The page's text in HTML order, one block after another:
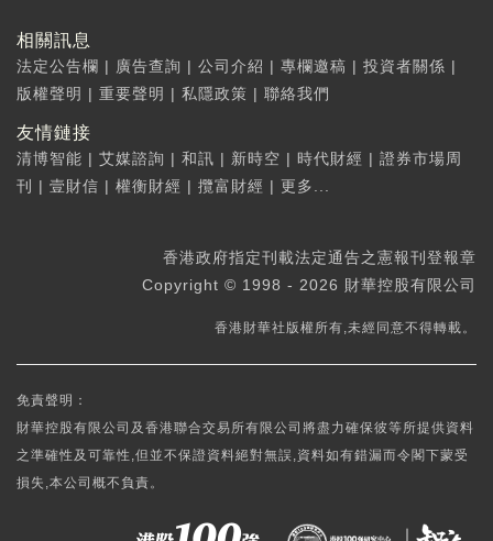
相關訊息
法定公告欄 | 廣告查詢 | 公司介紹 | 專欄邀稿 | 投資者關係 |
版權聲明 | 重要聲明 | 私隱政策 | 聯絡我們
友情鏈接
清博智能 | 艾媒諮詢 | 和訊 | 新時空 | 時代財經 | 證券市場周
刊
| 壹財信 | 權衡財經 | 攬富財經 | 更多...
香港政府指定刊載法定通告之憲報刊登報章
Copyright © 1998 - 2026 財華控股有限公司
香港財華社版權所有,未經同意不得轉載。
免責聲明：
財華控股有限公司及香港聯合交易所有限公司將盡力確保彼等所提供資料
之準確性及可靠性,但並不保證資料絕對無誤,資料如有錯漏而令閣下蒙受
損失,本公司概不負責。